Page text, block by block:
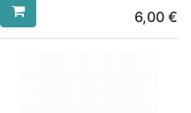
6,00 €